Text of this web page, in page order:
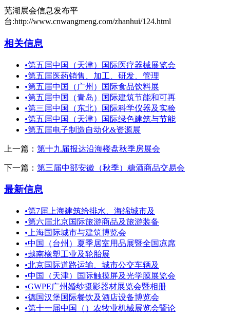
芜湖展会信息发布平
台:http://www.cnwangmeng.com/zhanhui/124.html
相关信息
•第五届中国（天津）国际医疗器械展览会
•第五届医药销售、加工、研发、管理
•第五届中国（广州）国际食品饮料展
•第五届中国（青岛）国际建筑节能和可再
•第三届中国（东北）国际科学仪器及实验
•第五届中国（天津）国际绿色建筑与节能
•第五届电子制造自动化&资源展
上一篇： 第十九届报达沿海楼盘秋季房展会
下一篇： 第三届中部安徽（秋季）糖酒商品交易会
最新信息
•第7届上海建筑给排水、海绵城市及
•第六届北京国际旅游商品及旅游装备
• 上海国际城市与建筑博览会
•中国（台州）夏季居室用品展暨全国凉席
•越南橡塑工业及轮胎展
•北京国际道路运输、城市公交车辆及
•中国（天津）国际触摸屏及光学膜展览会
•GWPE广州婚纱摄影器材展览会暨相册
•德国汉堡国际餐饮及酒店设备博览会
•第十一届中国（）农牧业机械展览会暨论